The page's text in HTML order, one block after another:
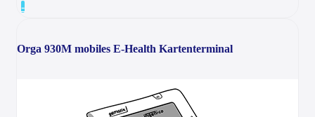
-
Orga 930M mobiles E-Health Kartenterminal